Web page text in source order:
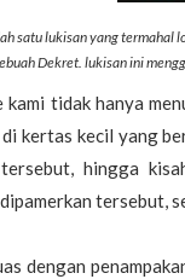
satu lukisan yang termahal
Dekret. lukisan ini
kami tidak hanya
kertas kecil yang
hingga
tersebut,
dengan